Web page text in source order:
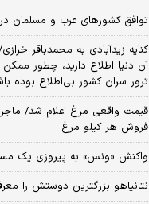
توافق کشورهای عرب و مسلمان
کنایه زیدآبادی به محمدباقر
آن دنیا اطلاع دارید، چطور ممکن
ترور سران کشور بی‌اطلاع بوده
فروش هر کیلو مرغ
واکنش «ونس» به پیروزی یک
نتانیاهو بزرگترین دوستش را